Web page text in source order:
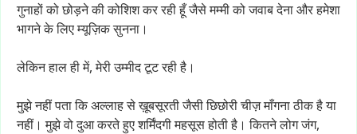
गुनाहोंकोछोड़नेकीकोशिशकररहीहूँजैसेमम्मीकोजवाबदेनाऔरहमेशा
भागनेकेलिएम्यूज़िकसुनना।
लेकिनहालहीमें, मेरीउम्मीदटूटरहीहै।
मुझेनहींपताकिअल्लाहसेख़ूबसूरतीजैसीछिछोरीचीज़माँगनाठीकहैया
नहीं। मुझेवोदुआकरतेहुएशर्मिंदगीमहसूसहोतीहै। कितनेलोगजंग,